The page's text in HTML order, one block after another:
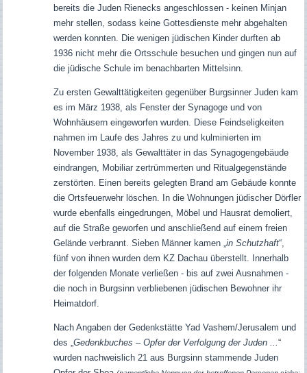
bereits die Juden Rienecks angeschlossen - keinen Minjan
mehr stellen, sodass keine Gottesdienste mehr abgehalten
werden konnten. Die wenigen jüdischen Kinder durften ab
1936 nicht mehr die Ortsschule besuchen und gingen nun auf
die jüdische Schule im benachbarten Mittelsinn.
Zu ersten Gewalttätigkeiten gegenüber Burgsinner Juden kam
es im März 1938, als Fenster der Synagoge und von
Wohnhäusern eingeworfen wurden. Diese Feindseligkeiten
nahmen im Laufe des Jahres zu und kulminierten im
November 1938, als Gewalttäter in das Synagogengebäude
eindrangen, Mobiliar zertrümmerten und Ritualgegenstände
zerstörten. Einen bereits gelegten Brand am Gebäude konnte
die Ortsfeuerwehr löschen. In die Wohnungen jüdischer Dörfler
wurde ebenfalls eingedrungen, Möbel und Hausrat demoliert,
auf die Straße geworfen und anschließend auf einem freien
Gelände verbrannt. Sieben Männer kamen „ in Schutzhaft“,
fünf von ihnen wurden dem KZ Dachau überstellt. Innerhalb
der folgenden Monate verließen - bis auf zwei Ausnahmen -
die noch in Burgsinn verbliebenen jüdischen Bewohner ihr
Heimatdorf.
Nach Angaben der Gedenkstätte Yad Vashem/Jerusalem und
des „ Gedenkbuches – Opfer der Verfolgung der Juden ... “
wurden nachweislich 21 aus Burgsinn stammende Juden